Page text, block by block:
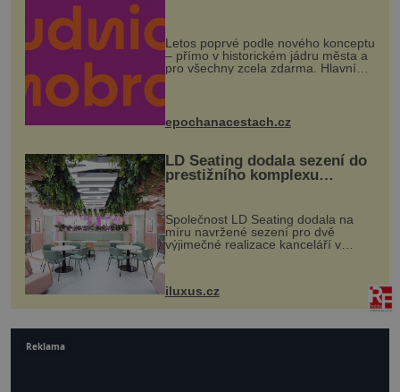
Letos poprvé podle nového konceptu
– přímo v historickém jádru města a
pro všechny zcela zdarma. Hlavní
program se odehraje na Karlově a
mohou těšit na víno, burčák, pes...
epochanacestach.cz
LD Seating dodala sezení do
prestižního komplexu
MediaCityUK v Salfordu
Společnost LD Seating dodala na
míru navržené sezení pro dvě
výjimečné realizace kanceláří v
areálu MediaCityUK v anglickém
budov Media...
iluxus.cz
Reklama